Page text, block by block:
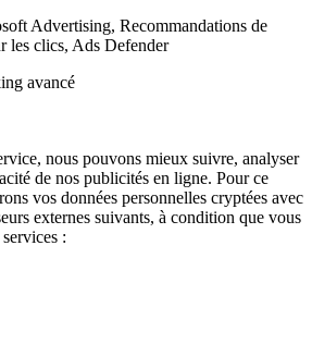
Advertising, Recommandations de
les clics, Ads Defender
avancé
nous pouvons mieux suivre, analyser
de nos publicités en ligne. Pour ce
vos données personnelles cryptées avec
externes suivants, à condition que vous
: